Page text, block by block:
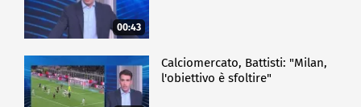
00:43
Calciomercato, Battisti: "Milan,
l'obiettivo è sfoltire"